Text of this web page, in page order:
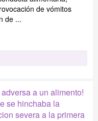
de vómitos
de ...
a un alimento!
se hinchaba la
severa a la primera